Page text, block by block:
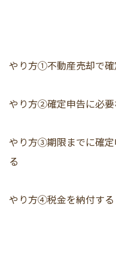
やり方①不動産売却で
やり方②確定申告に必要
やり方③期限までに確
る
やり方④税金を納付する